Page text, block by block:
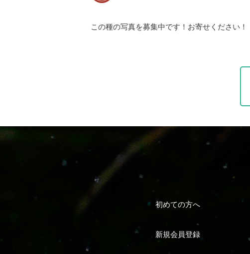
この種の写真を募集中です！お寄せください！
初めての方へ
新規会員登録